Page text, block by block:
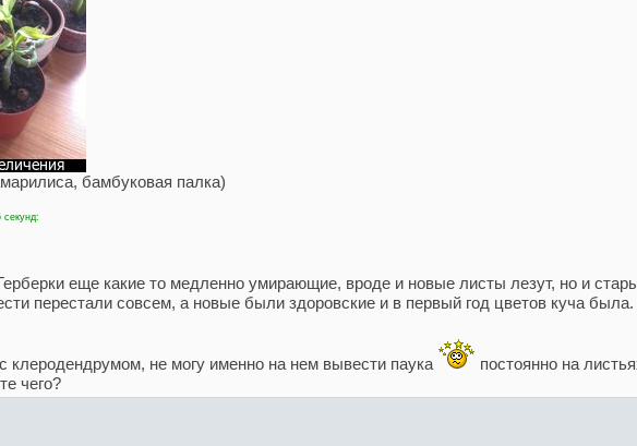
бамбуковая палка)
секунд:
еще какие то медленно умирающие, вроде и новые листы лезут, но и
перестали совсем, а новые были здоровские и в первый год цветов куча
клеродендрумом, не могу именно на нем вывести паука
постоянно на
чего?